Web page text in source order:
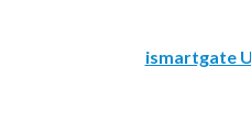
ismartgate